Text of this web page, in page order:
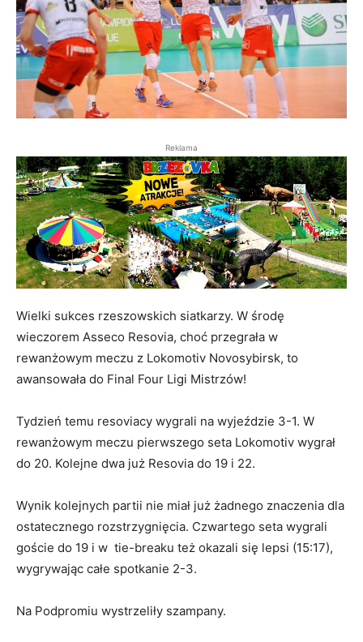
Reklama
Wielki sukces rzeszowskich siatkarzy. W środę
wieczorem Asseco Resovia, choć przegrała w
rewanżowym meczu z Lokomotiv Novosybirsk, to
awansowała do Final Four Ligi Mistrzów!
Tydzień temu resoviacy wygrali na wyjeździe 3-1. W
rewanżowym meczu pierwszego seta Lokomotiv wygrał
do 20. Kolejne dwa już Resovia do 19 i 22.
Wynik kolejnych partii nie miał już żadnego znaczenia dla
ostatecznego rozstrzygnięcia. Czwartego seta wygrali
goście do 19 i w tie-breaku też okazali się lepsi (15:17),
wygrywając całe spotkanie 2-3.
Na Podpromiu wystrzeliły szampany.